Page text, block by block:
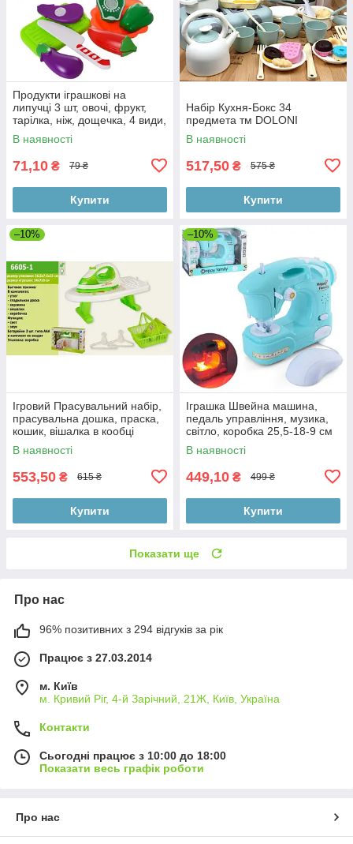
Продукти іграшкові на
липучці 3 шт, овочі, фрукт,
тарілка, ніж, дощечка, 4 види,
лист, 21-28-3 см
В наявності
71,10 ₴ 79 ₴
Купити
Набір Кухня-Бокс 34
предмета тм DOLONI
В наявності
517,50 ₴ 575 ₴
Купити
–10%
Ігровий Прасувальний набір,
прасувальна дошка, праска,
кошик, вішалка в кообці
В наявності
553,50 ₴ 615 ₴
Купити
–10%
Іграшка Швейна машина,
педаль управління, музика,
світло, коробка 25,5-18-9 см
В наявності
449,10 ₴ 499 ₴
Купити
Показати ще
Про нас
96% позитивних з 294 відгуків за рік
Працює з 27.03.2014
м. Київ
м. Кривий Ріг, 4-й Зарічний, 21Ж, Київ, Україна
Контакти
Сьогодні працює з 10:00 до 18:00
Показати весь графік роботи
Про нас